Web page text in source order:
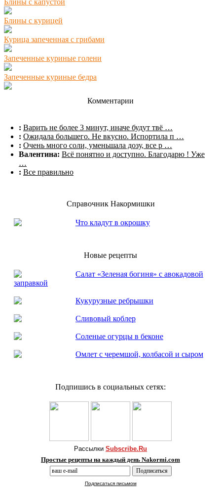
Блины с капустой
Блины с курицей
Курица запеченная с грибами
Запеченные куриные голени
Запеченные куриные бедра
Комментарии
: Варить не более 3 минут, иначе будут твё …
: Ожидала большего. Не вкусно. Испортила п …
: Очень много соли, уменьшала дозу, все р …
Валентина: Всё понятно и доступно. Благодарю ! Уже
…
: Все правильно
Справочник Накормишки
Что кладут в окрошку
Новые рецепты
Салат «Зеленая богиня» с авокадовой
заправкой
Кукурузные ребрышки
Сливовый коблер
Соленые огурцы в беконе
Омлет с черемшой, колбасой и сыром
Подпишись в социальных сетях:
Рассылки Subscribe.Ru
Простые рецепты на каждый день Nakormi.com
Подписаться письмом